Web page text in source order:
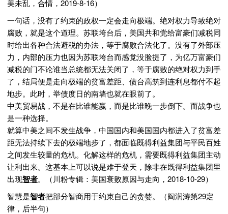
美未乱，合情，2019-8-16）
一句话，没有了约束的政权一定会走向极端。绝对权力导致绝对
腐败，就是这个道理。苏联垮台后，美国共和党给富豪们减税同
时给出各种合法避税的办法，等于腐败合法化了。没有了外部压
力，内部的压力也因为苏联垮台而感觉没脸提了，为亿万富豪们
减税的门不论谁当总统都无法关闭了，等于腐败的绝对权力到手
了，结局便是走向极端的贫富差距、债台高筑到连利息都付不起
地步。此时，举债度日的南墙也就在眼前了。
中美贸易战，不是在比谁能赢，而是比谁晚一步倒下。而战争也
是一种选择。
就算中美之间不发生战争，中国国内和美国国内都进入了贫富差
距无法持续下去的极端地步了，都面临既得利益集团与平民百姓
之间发生较量的危机。化解这样的危机，需要既得利益集团主动
让利出来。这基本上可以说是难于登天，除非在既得利益集团里
出现智者。（川粉专辑：美国衰败原因与走向，2018-10-29）
智慧是智者把部分智商用于约束自己的贪婪。（阎润涛第29定
律，后半句）